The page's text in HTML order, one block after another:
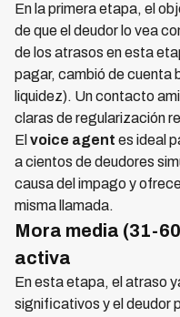
En la primera etapa, el
de que el deudor lo vea
de los atrasos en esta
pagar, cambió de cuenta
liquidez). Un contacto
claras de regularización
El voice agent es ideal
a cientos de deudores
causa del impago y
misma llamada.
Mora media (31-
activa
En esta etapa, el atraso
significativos y el deudor